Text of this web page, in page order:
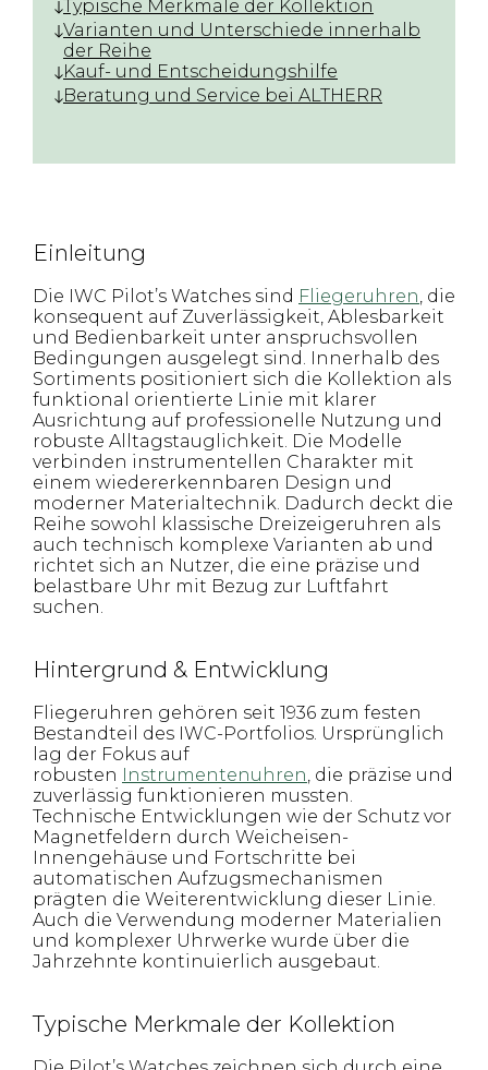
Typische Merkmale der Kollektion
Varianten und Unterschiede innerhalb
der Reihe
Kauf- und Entscheidungshilfe
Beratung und Service bei ALTHERR
Einleitung
Die IWC Pilot’s Watches sind Fliegeruhren, die
konsequent auf Zuverlässigkeit, Ablesbarkeit
und Bedienbarkeit unter anspruchsvollen
Bedingungen ausgelegt sind. Innerhalb des
Sortiments positioniert sich die Kollektion als
funktional orientierte Linie mit klarer
Ausrichtung auf professionelle Nutzung und
robuste Alltagstauglichkeit. Die Modelle
verbinden instrumentellen Charakter mit
einem wiedererkennbaren Design und
moderner Materialtechnik. Dadurch deckt die
Reihe sowohl klassische Dreizeigeruhren als
auch technisch komplexe Varianten ab und
richtet sich an Nutzer, die eine präzise und
belastbare Uhr mit Bezug zur Luftfahrt
suchen.
Hintergrund & Entwicklung
Fliegeruhren gehören seit 1936 zum festen
Bestandteil des IWC-Portfolios. Ursprünglich
lag der Fokus auf
robusten Instrumentenuhren, die präzise und
zuverlässig funktionieren mussten.
Technische Entwicklungen wie der Schutz vor
Magnetfeldern durch Weicheisen-
Innengehäuse und Fortschritte bei
automatischen Aufzugsmechanismen
prägten die Weiterentwicklung dieser Linie.
Auch die Verwendung moderner Materialien
und komplexer Uhrwerke wurde über die
Jahrzehnte kontinuierlich ausgebaut.
Typische Merkmale der Kollektion